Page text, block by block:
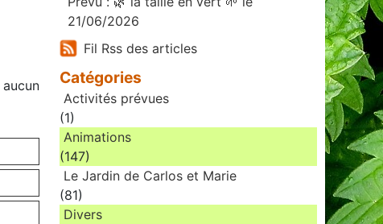
aucun
21/06/2026
Fil Rss des articles
Catégories
Activités prévues
(1)
Animations
(147)
Le Jardin de Carlos et Marie
(81)
Divers